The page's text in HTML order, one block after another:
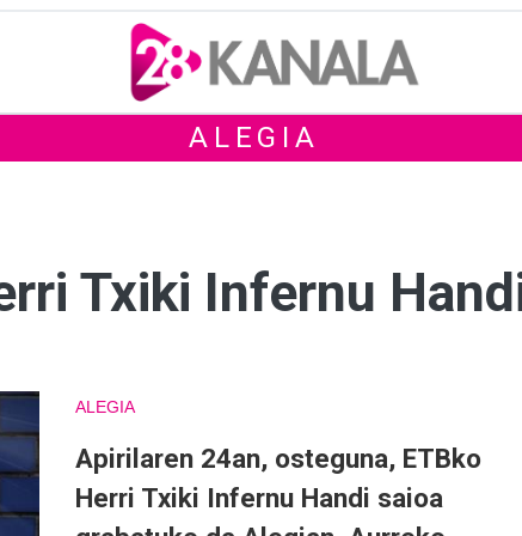
ALEGIA
Txiki Infernu
ALEGIA
Apirilaren 24an, osteguna, ETBko
Herri Txiki Infernu Handi saioa